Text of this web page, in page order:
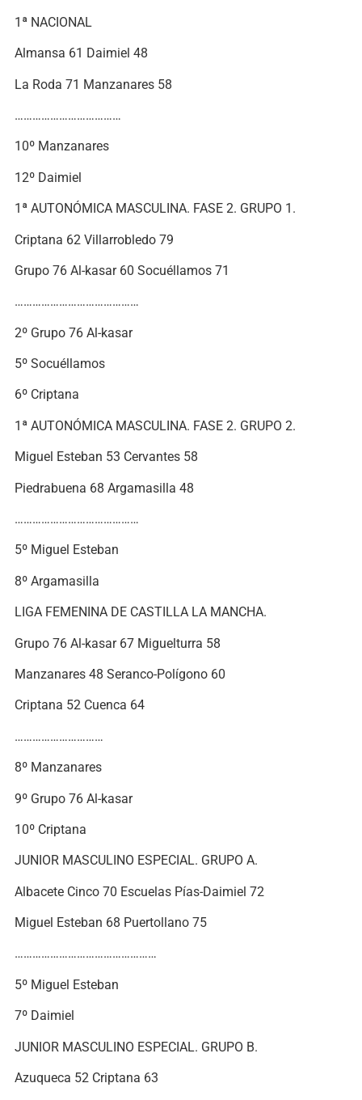
1ª NACIONAL
Almansa 61 Daimiel 48
La Roda 71 Manzanares 58
………………………………
10º Manzanares
12º Daimiel
1ª AUTONÓMICA MASCULINA. FASE 2. GRUPO 1.
Criptana 62 Villarrobledo 79
Grupo 76 Al-kasar 60 Socuéllamos 71
……………………………………
2º Grupo 76 Al-kasar
5º Socuéllamos
6º Criptana
1ª AUTONÓMICA MASCULINA. FASE 2. GRUPO 2.
Miguel Esteban 53 Cervantes 58
Piedrabuena 68 Argamasilla 48
……………………………………
5º Miguel Esteban
8º Argamasilla
LIGA FEMENINA DE CASTILLA LA MANCHA.
Grupo 76 Al-kasar 67 Miguelturra 58
Manzanares 48 Seranco-Polígono 60
Criptana 52 Cuenca 64
…………………………
8º Manzanares
9º Grupo 76 Al-kasar
10º Criptana
JUNIOR MASCULINO ESPECIAL. GRUPO A.
Albacete Cinco 70 Escuelas Pías-Daimiel 72
Miguel Esteban 68 Puertollano 75
…………………………………………
5º Miguel Esteban
7º Daimiel
JUNIOR MASCULINO ESPECIAL. GRUPO B.
Azuqueca 52 Criptana 63